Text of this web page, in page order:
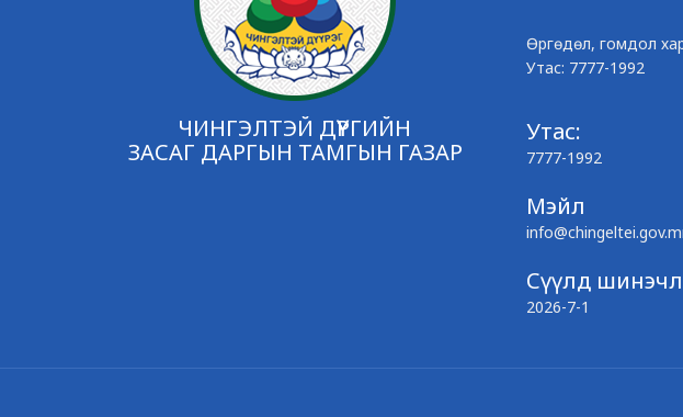
ЧИНГЭЛТЭЙ ДҮҮРГИЙН
ЗАСАГ ДАРГЫН ТАМГЫН ГАЗАР
Өргөдөл, гомдол
Утас: 7777-1992
Утас:
7777-1992
Мэйл
Сүүлд
2026-7-1